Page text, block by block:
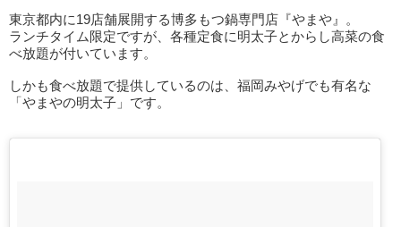
東京都内に19店舗展開する博多もつ鍋専門店『やまや』。
ランチタイム限定ですが、各種定食に明太子とからし高菜の食
べ放題が付いています。
しかも食べ放題で提供しているのは、福岡みやげでも有名な
「やまやの明太子」です。